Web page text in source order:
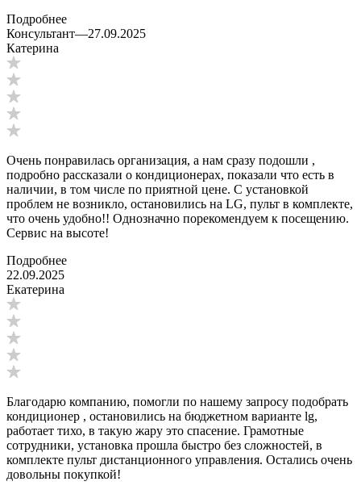
Подробнее
Консультант—27.09.2025
Катерина
Очень понравилась организация, а нам сразу подошли ,
подробно рассказали о кондиционерах, показали что есть в
наличии, в том числе по приятной цене. С установкой
проблем не возникло, остановились на LG, пульт в комплекте,
что очень удобно!! Однозначно порекомендуем к посещению.
Сервис на высоте!
Подробнее
22.09.2025
Екатерина
Благодарю компанию, помогли по нашему запросу подобрать
кондиционер , остановились на бюджетном варианте lg,
работает тихо, в такую жару это спасение. Грамотные
сотрудники, установка прошла быстро без сложностей, в
комплекте пульт дистанционного управления. Остались очень
довольны покупкой!